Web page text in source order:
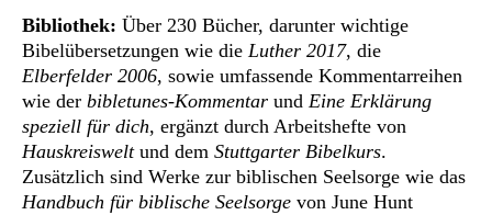
Bibliothek: Über 230 Bücher, darunter wichtige
Bibelübersetzungen wie die Luther 2017, die
Elberfelder 2006, sowie umfassende Kommentarreihen
wie der bibletunes-Kommentar und Eine Erklärung
speziell für dich, ergänzt durch Arbeitshefte von
Hauskreisweltund dem Stuttgarter Bibelkurs.
Zusätzlich sind Werke zur biblischen Seelsorge wie das
Handbuch für biblische Seelsorge von June Hunt